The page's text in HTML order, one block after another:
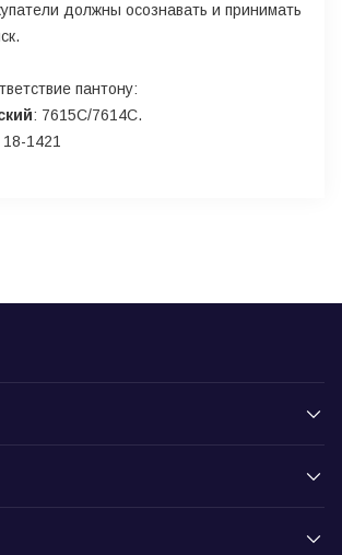
должны осознавать и принимать
пантону:
: 7615С/7614С.
18-1421